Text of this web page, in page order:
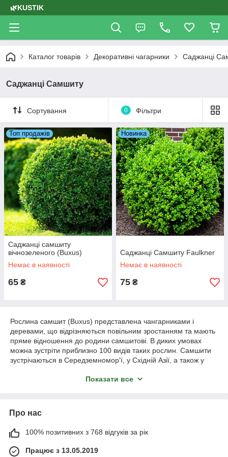
🌿KUSTIK
Каталог товарів Декоративні чагарники Саджанці
Саджанці Самшиту
Сортування 0 Фільтри
Топ продажів
Саджанці самшиту
вічнозеленого (Buxus)
Немає в наявності
65 ₴
Новинка
Саджанці Самшиту Faulkner
Немає в наявності
75 ₴
Рослина самшит (Buxus) представлена чангарниками і
деревами, що відрізняються повільним зростанням та мають
пряме відношення до родини самшитові. В диких умовах
можна зустріти приблизно 100 видів таких рослин. Самшити
зустрічаються в Середземномор'ї, у Східній Азії, а також у
В Україні цю культуру також активно використовують у
рекомендуємо вам ознайомитися з основними правилами
Особливості посадки саджанців
Показати все
Про нас
100% позитивних з 768 відгуків за рік
Працює з 13.05.2019